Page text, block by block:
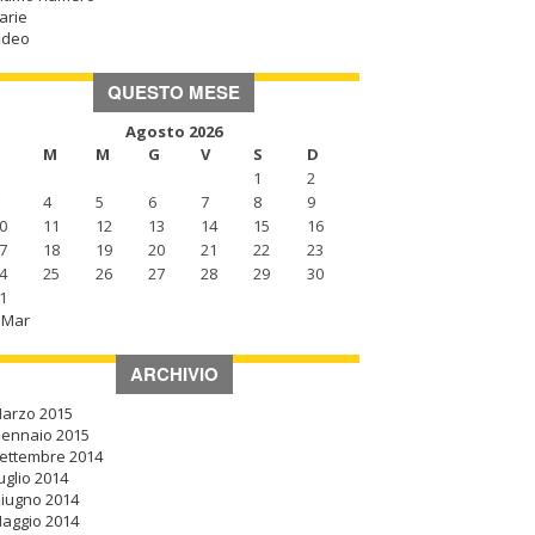
QUESTO MESE
Agosto 2026
M M G V S
D
1
2
4 5 6 7 8
9
11 12 13 14 15
16
18 19 20 21 22
23
25 26 27 28 29
30
ARCHIVIO
2015
2015
2014
2014
2014
2014